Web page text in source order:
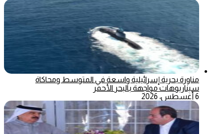
مناورة بحرية إسرائيلية واسعة في المتوسط ومحاكاة
سيناريوهات مواجهة بالبحر الأحمر
6 أغسطس، 2026